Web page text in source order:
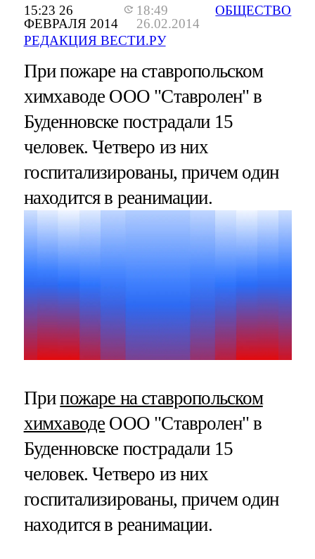
15:23 26
ФЕВРАЛЯ 2014
18:49
26.02.2014
РЕДАКЦИЯ ВЕСТИ.РУ
ОБЩЕСТВО
При пожаре на ставропольском
химхаводе ООО "Ставролен" в
Буденновске пострадали 15
человек. Четверо из них
госпитализированы, причем один
находится в реанимации.
Припожаре на ставропольском
химхаводе ООО "Ставролен" в
Буденновске пострадали 15
человек. Четверо из них
госпитализированы, причем один
находится в реанимации.